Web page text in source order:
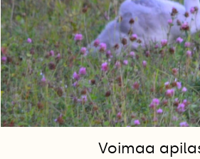
Voimaa